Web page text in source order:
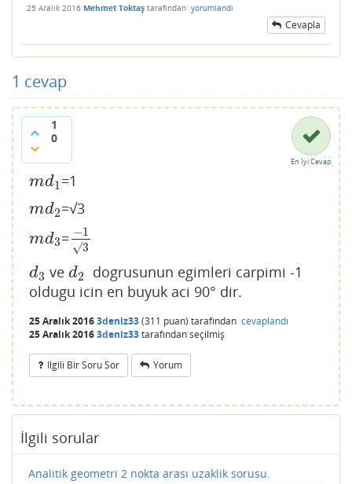
25 Aralık 2016 Mehmet Toktaş tarafından yorumlandı
Cevapla
1 cevap
1
0
En İyi Cevap
md1
md1 =1
md2
md2=√3
md3
md3= −1
√3
−1√
d3
d3 ve d2
d2 dogrusunun egimleri carpimi -1
oldugu icin en buyuk aci 90° dir.
25 Aralık 20163deniz33(311 puan) tarafından cevaplandı
25 Aralık 20163deniz33tarafındanseçilmiş
Ilgili Bir Soru Sor Yorum
İlgili sorular
Analitik geometri 2 nokta arası uzaklik sorusu.